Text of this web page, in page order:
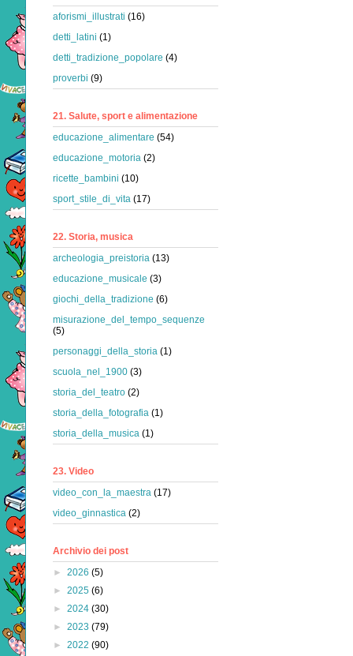
aforismi_illustrati (16)
detti_latini (1)
detti_tradizione_popolare (4)
proverbi (9)
21. Salute, sport e alimentazione
educazione_alimentare (54)
educazione_motoria (2)
ricette_bambini (10)
sport_stile_di_vita (17)
22. Storia, musica
archeologia_preistoria (13)
educazione_musicale (3)
giochi_della_tradizione (6)
misurazione_del_tempo_sequenze
(5)
personaggi_della_storia (1)
scuola_nel_1900 (3)
storia_del_teatro (2)
storia_della_fotografia (1)
storia_della_musica (1)
23. Video
video_con_la_maestra (17)
video_ginnastica (2)
Archivio dei post
► 2026 (5)
► 2025 (6)
► 2024 (30)
► 2023 (79)
► 2022 (90)